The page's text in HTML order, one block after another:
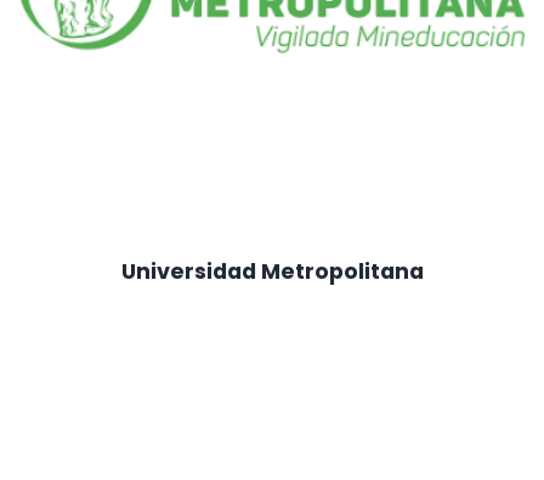
Universidad Metropolitana